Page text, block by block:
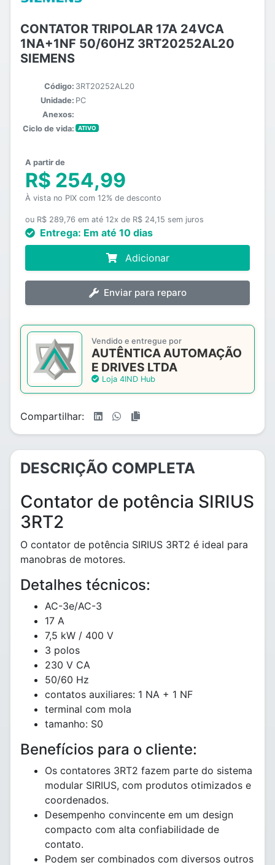
CONTATOR TRIPOLAR 17A 24VCA
1NA+1NF 50/60HZ 3RT20252AL20
SIEMENS
Código: 3RT20252AL20
Unidade: PC
Anexos:
Ciclo de vida:
ATIVO
A partir de
R$ 254,99
À vista no PIX com 12% de desconto
ou R$ 289,76 em até 12x de R$ 24,15 sem juros
Entrega: Em até 10 dias
Adicionar
Enviar para reparo
Vendido e entregue por
AUTÊNTICA AUTOMAÇÃO
E DRIVES LTDA
Loja 4IND Hub
Compartilhar:
DESCRIÇÃO COMPLETA
Contator de potência SIRIUS
3RT2
O contator de potência SIRIUS 3RT2 é ideal para
manobras de motores.
Detalhes técnicos:
AC-3e/AC-3
17 A
7,5 kW / 400 V
3 polos
230 V CA
50/60 Hz
contatos auxiliares: 1 NA + 1 NF
terminal com mola
tamanho: S0
Benefícios para o cliente:
Os contatores 3RT2 fazem parte do sistema
modular SIRIUS, com produtos otimizados e
coordenados.
Desempenho convincente em um design
compacto com alta confiabilidade de
contato.
Podem ser combinados com diversos outros